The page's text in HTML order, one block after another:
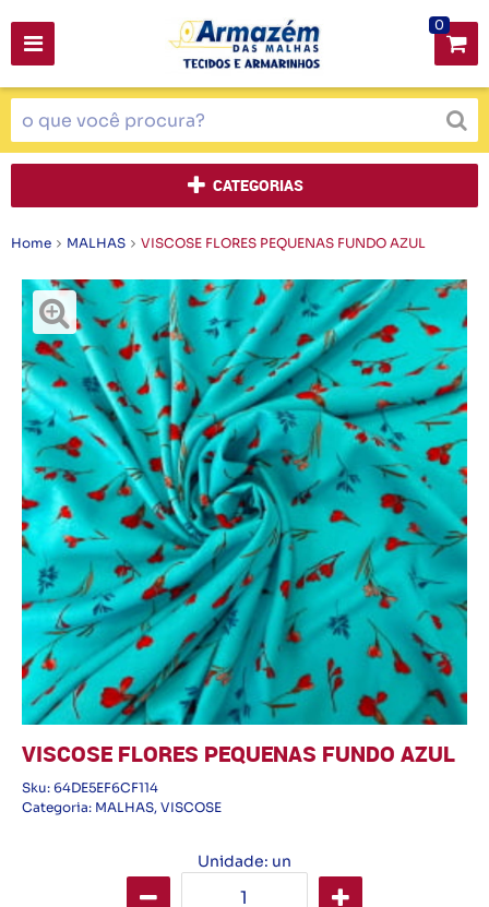
0
CATEGORIAS
Home MALHAS VISCOSE FLORES PEQUENAS FUNDO AZUL
VISCOSE FLORES PEQUENAS FUNDO AZUL
Sku: 64DE5EF6CF114
Categoria: MALHAS, VISCOSE
Unidade: un